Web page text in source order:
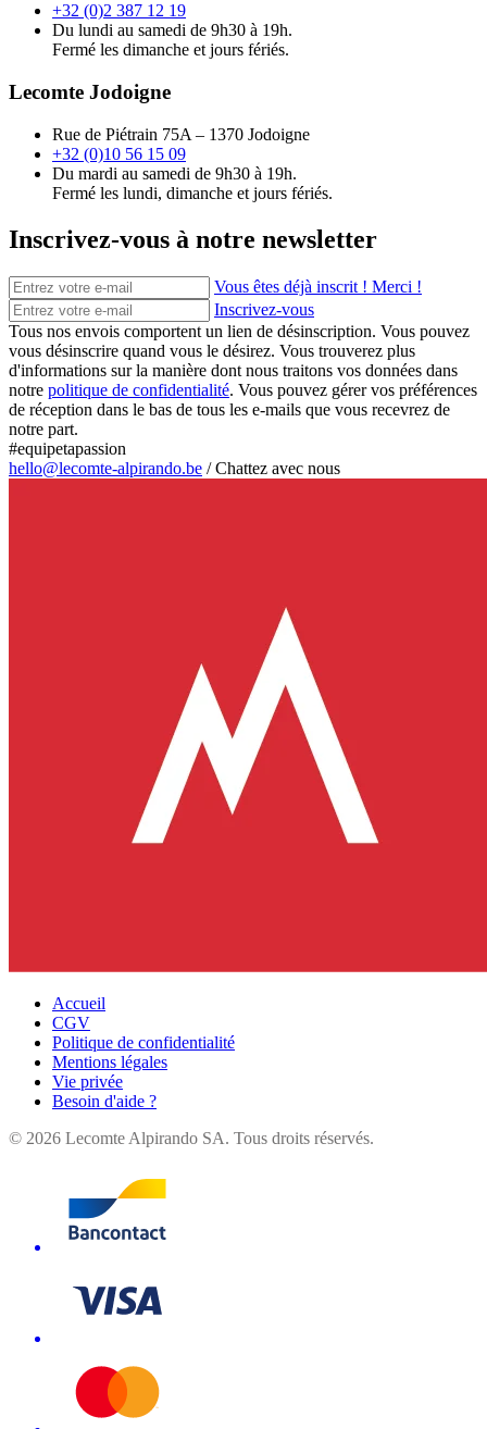
+32 (0)2 387 12 19
Du lundi au samedi de 9h30 à 19h.
Fermé les dimanche et jours fériés.
Lecomte Jodoigne
Rue de Piétrain 75A – 1370 Jodoigne
+32 (0)10 56 15 09
Du mardi au samedi de 9h30 à 19h.
Fermé les lundi, dimanche et jours fériés.
Inscrivez-vous à notre newsletter
Vous êtes déjà inscrit ! Merci !
Inscrivez-vous
Tous nos envois comportent un lien de désinscription. Vous pouvez
vous désinscrire quand vous le désirez. Vous trouverez plus
d'informations sur la manière dont nous traitons vos données dans
notre politique de confidentialité. Vous pouvez gérer vos préférences
de réception dans le bas de tous les e-mails que vous recevrez de
notre part.
#equipetapassion
hello@lecomte-alpirando.be /Chattez avec nous
Accueil
CGV
Politique de confidentialité
Mentions légales
Vie privée
Besoin d'aide ?
© 2026 Lecomte Alpirando SA. Tous droits réservés.